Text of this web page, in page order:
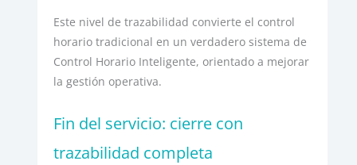
Este nivel de trazabilidad convierte el control
horario tradicional en un verdadero sistema de
Control Horario Inteligente, orientado a mejorar
la gestión operativa.
Fin del servicio: cierre con
trazabilidad completa